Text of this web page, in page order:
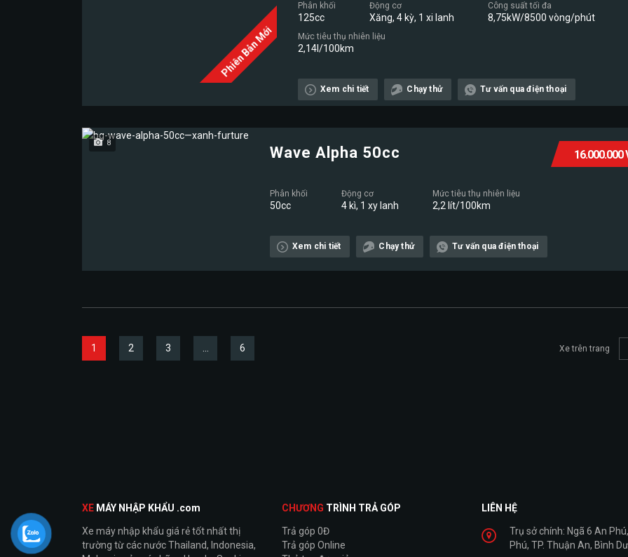
Phiên Bản Mới
Phân khối
125cc
Động cơ
Xăng, 4 kỳ, 1 xi lanh
Công suất tối đa
8,75kW/8500 vòng/phút
Mức tiêu thụ nhiên liệu
2,14l/100km
Xem chi tiết Chạy thử Tư vấn qua điện thoại
8
16.000.000
Wave Alpha 50cc
Phân khối
50cc
Động cơ
4 kì, 1 xy lanh
Mức tiêu thụ nhiên liệu
2,2 lít/100km
Xem chi tiết Chạy thử Tư vấn qua điện thoại
1 2 3 6 Xe trên trang
XE MÁY NHẬP KHẨU .com
Xe máy nhập khẩu giá rẻ tốt nhất thị
trường từ các nước Thailand, Indonesia,
CHƯƠNG TRÌNH TRẢ GÓP
Trả góp 0Đ
Trả góp Online
LIÊN HỆ
Trụ sở chính: Ngã 6 An
Phú, TP. Thuận An, Bình